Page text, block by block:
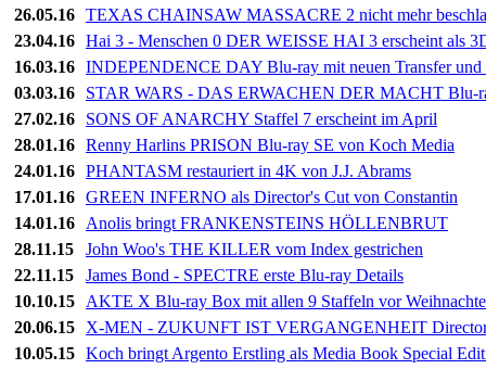
26.05.16 TEXAS CHAINSAW MASSACRE 2 nicht mehr
23.04.16 Hai 3 - Menschen 0 DER WEISSE HAI 3 erscheint als
16.03.16 INDEPENDENCE DAY Blu-ray mit neuen Transfer und
03.03.16
STAR WARS - DAS ERWACHEN DER MACHT Blu-
27.02.16
SONS OF ANARCHY Staffel 7 erscheint im April
28.01.16 Renny Harlins PRISON Blu-ray SE von Koch Media
24.01.16 PHANTASM restauriert in 4K von J.J. Abrams
17.01.16 GREEN INFERNO als Director's Cut von Constantin
14.01.16
Anolis bringt FRANKENSTEINS HÖLLENBRUT
28.11.15
John Woo's THE KILLER vom Index gestrichen
22.11.15
James Bond - SPECTRE erste Blu-ray Details
10.10.15
AKTE X Blu-ray Box mit allen 9 Staffeln vor
20.06.15
X-MEN - ZUKUNFT IST VERGANGENHEIT
10.05.15 Koch bringt Argento Erstling als Media Book Special